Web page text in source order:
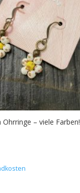
– viele Farben!